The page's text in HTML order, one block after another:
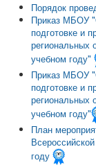
Порядок
Приказ МБОУ
подготовке и
региональных
учебном году"
Приказ МБОУ
подготовке и
региональных
учебном году"
План
году